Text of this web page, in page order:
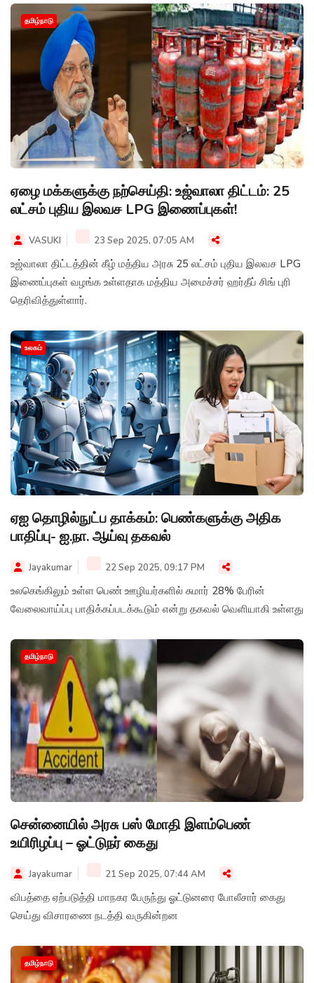
தமிழ்நாடு
ஏழை மக்களுக்கு நற்செய்தி: உஜ்வாலா திட்டம்: 25
லட்சம் புதிய இலவச LPG இணைப்புகள்!
VASUKI 23 Sep 2025, 07:05 AM
உஜ்வாலா திட்டத்தின் கீழ் மத்திய அரசு 25 லட்சம் புதிய இலவச LPG
இணைப்புகள் வழங்க உள்ளதாக மத்திய அமைச்சர் ஹர்தீப் சிங் புரி
தெரிவித்துள்ளார்.
உலகம்
ஏஐ தொழில்நுட்ப தாக்கம்: பெண்களுக்கு அதிக
பாதிப்பு- ஐ.நா. ஆய்வு தகவல்
Jayakumar 22 Sep 2025, 09:17 PM
உலகெங்கிலும் உள்ள பெண் ஊழியர்களில் சுமார் 28% பேரின்
வேலைவாய்ப்பு பாதிக்கப்படக்கூடும் என்று தகவல் வெளியாகி உள்ளது
தமிழ்நாடு
சென்னையில் அரசு பஸ் மோதி இளம்பெண்
உயிரிழப்பு – ஓட்டுநர் கைது
Jayakumar 21 Sep 2025, 07:44 AM
விபத்தை ஏற்படுத்தி மாநகர பேருந்து ஓட்டுனரை போலீசார் கைது
செய்து விசாரணை நடத்தி வருகின்றன
தமிழ்நாடு